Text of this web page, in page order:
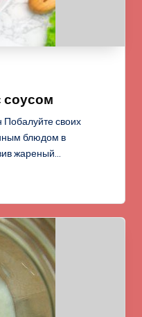
соусом
своих
блюдом в
жареный…